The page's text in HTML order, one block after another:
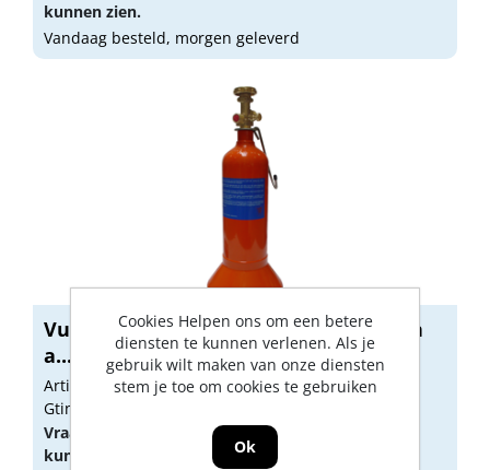
kunnen zien.
Vandaag besteld, morgen geleverd
Vulling propaankarweifles 1 kg (alleen
a...
Artikelnummer: 1007504
Gtin:
Vraag een
aan oflog in
kunnen zien.
Cookies Helpen ons om een betere
diensten te kunnen verlenen. Als je
gebruik wilt maken van onze diensten
stem je toe om cookies te gebruiken
Ok